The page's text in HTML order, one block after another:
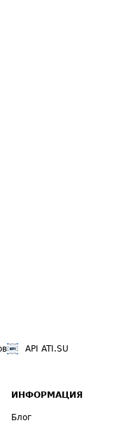
API ATI.SU
ИНФОРМАЦИЯ
Блог